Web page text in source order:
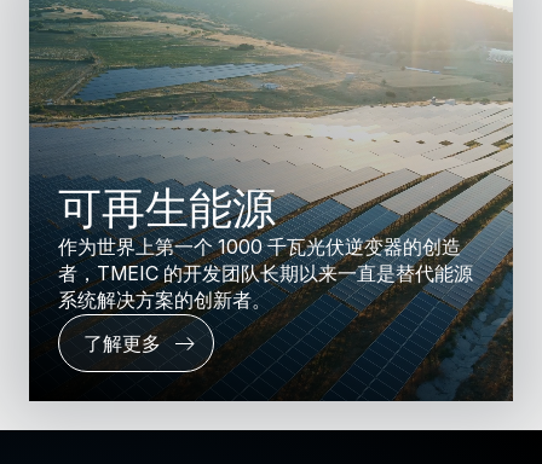
可再生能源
作为世界上第一个 1000 千瓦光伏逆变器的创造
者，TMEIC 的开发团队长期以来一直是替代能源
系统解决方案的创新者。
了解更多